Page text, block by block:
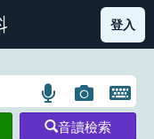
部首索引表圖示
登入
語
言
圖
片
開
音讀檢索